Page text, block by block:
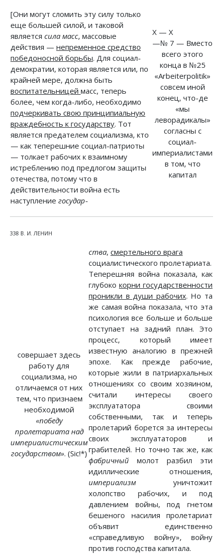
[Они могут сломить эту силу только
еще большей силой, и таковой
является сила масс, массовые
действия — непременное средство
победоносной борьбы. Для социал-
демократии, которая является или, по
крайней мере, должна быть
воспитательницей масс, теперь
более, чем когда-либо, необходимо
подчеркивать свою принципиальную
враждебность к государству. Тот
является предателем социализма, кто
— как теперешние социал-патриоты
— толкает рабочих к взаимному
истреблению под предлогом защиты
отечества, потому что в
действительности война есть
наступление государ-
X — X
—№ 7 — Вместо
всего этого
конца в №25
«Arbeiterpolitik»
совсем иной
конец, что-де
«мы
леворадикалы»
согласны с
социал-
империалистами
в том, что
капитал
338 В. И. ЛЕНИН
совершает здесь
работу для
социализма, но
отличаемся от них
тем, что признаем
необходимой
«победу
пролетариата над
империалистическим
государством». (Sic!*)
ства, смертельного врага
социалистического пролетариата.
Теперешняя война показала, как
глубоко корни государственности
проникли в души рабочих. Но та
же самая война показала, что эта
психология все больше и больше
отступает на задний план. Это
процесс, который имеет
известную аналогию в прежней
эпохе. Как прежде рабочие,
которые жили в патриархальных
отношениях со своим хозяином,
считали интересы своего
эксплуататора своими
собственными, так и теперь
пролетарий борется за интересы
своих эксплуататоров и
грабителей. Но точно так же, как
фабричный молот разбил эти
идиллические отношения,
империализм уничтожит
холопство рабочих, и под
давлением войны, под гнетом
бешеного насилия пролетариат
объявит единственно
«справедливую войну», войну
против господства капитала.